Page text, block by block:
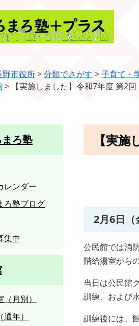
野市役所>分類でさがす >子育て・
> 【実施しました】令和7年度 第2
【実
2月6日（
公民館では消
階給湯室から
当日は公民館
訓練、および
訓練後には、
ろ塾
レンダー
ろ塾ブログ
集中
月別）
年）